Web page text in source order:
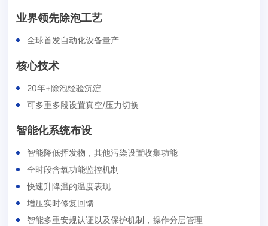
业界领先除泡工艺
全球首发自动化设备量产
核心技术
20年+除泡经验沉淀
可多重多段设置真空/压力切换
智能化系统布设
智能降低挥发物，其他污染设置收集功能
全时段含氧功能监控机制
快速升降温的温度表现
增压实时修复回馈
智能多重安规认证以及保护机制，操作分层管理